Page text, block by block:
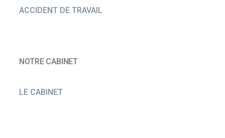
ACCIDENT DE TRAVAIL
NOTRE CABINET
LE CABINET